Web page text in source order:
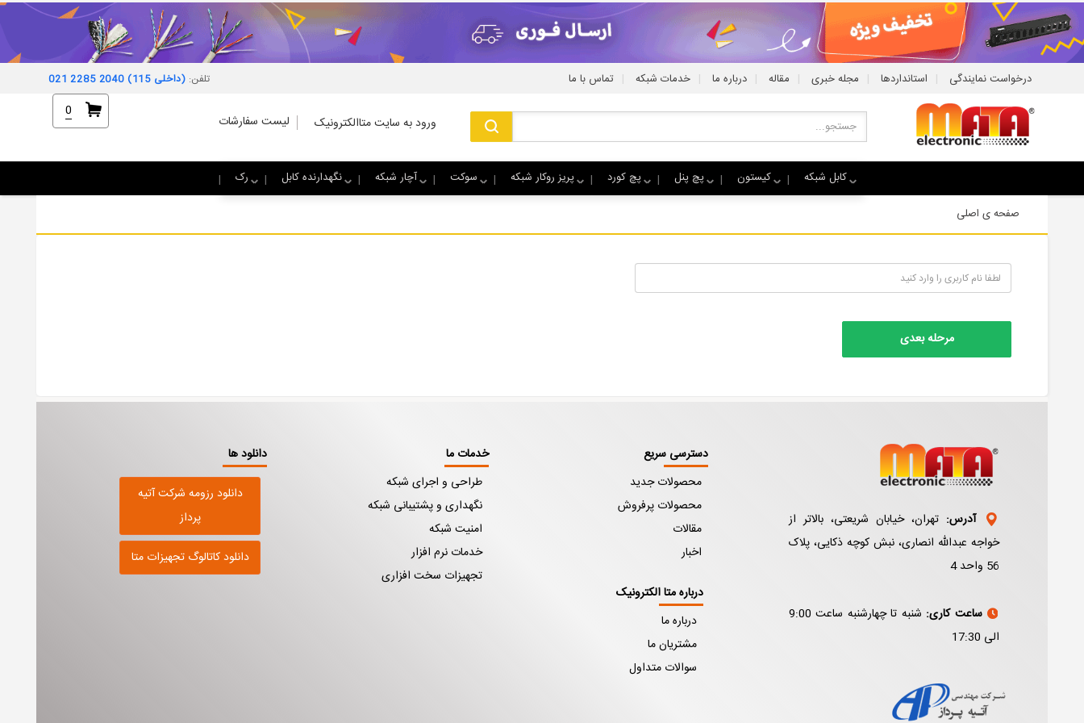
درخواست نمایندگی | استانداردها | مجله خبری | مقاله | درباره ما | خدمات شبکه | تماس با ما تلفن: 021 2285 2040 (داخلی 115)
ورود به سایت متاالکترونیک لیست سفارشات
0
رک نگهدارنده کابل آچار شبکه سوکت پریز روکار شبکه پچ کورد پچ پنل کیستون کابل شبکه
صفحه ی اصلی
آدرس: تهران، خیابان شریعتی، بالاتر از
خواجه عبدالله انصاری، نبش کوچه ذکایی، پلاک
56 واحد 4
ساعت کاری:
شنبه تا چهارشنبه ساعت 9:00
الی 17:30
دسترسی سریع
محصولات جدید
محصولات پرفروش
مقالات
اخبار
درباره متا الکترونیک
درباره ما
مشتریان ما
سوالات متداول
خدمات ما
طراحی و اجرای شبکه
نگهداری و پشتیبانی شبکه
امنیت شبکه
خدمات نرم افزار
تجهیزات سخت افزاری
دانلود ها
دانلود رزومه شرکت آتیه
پرداز
دانلود کاتالوگ تجهیزات متا